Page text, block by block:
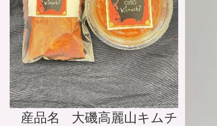
産品名
大磯高麗山キムチ